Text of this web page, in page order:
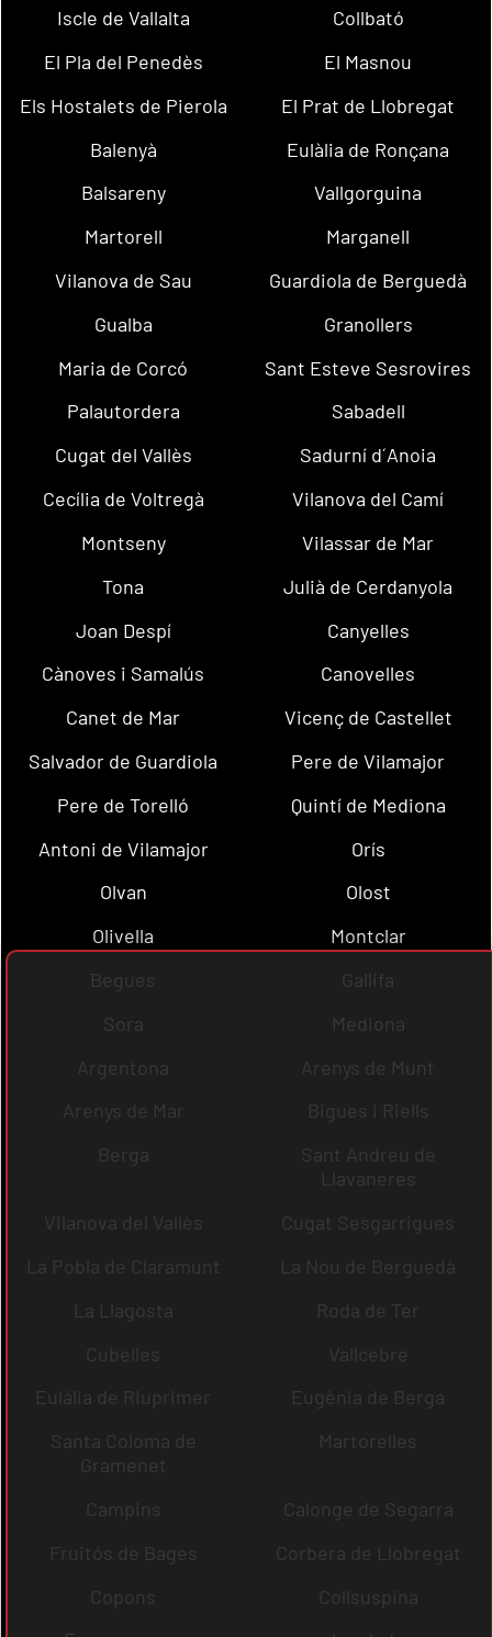
Iscle de Vallalta
Collbató
El Pla del Penedès
El Masnou
Els Hostalets de Pierola
El Prat de Llobregat
Balenyà
Eulàlia de Ronçana
Balsareny
Vallgorguina
Martorell
Marganell
Vilanova de Sau
Guardiola de Berguedà
Gualba
Granollers
Maria de Corcó
Sant Esteve Sesrovires
Palautordera
Sabadell
Cugat del Vallès
Sadurní d´Anoia
Cecília de Voltregà
Vilanova del Camí
Montseny
Vilassar de Mar
Tona
Julià de Cerdanyola
Joan Despí
Canyelles
Cànoves i Samalús
Canovelles
Canet de Mar
Vicenç de Castellet
Salvador de Guardiola
Pere de Vilamajor
Pere de Torelló
Quintí de Mediona
Antoni de Vilamajor
Orís
Olvan
Olost
Olivella
Montclar
Begues
Gallifa
Sora
Mediona
Argentona
Arenys de Munt
Arenys de Mar
Bigues i Riells
Berga
Sant Andreu de
Llavaneres
Vilanova del Vallès
Cugat Sesgarrigues
La Pobla de Claramunt
La Nou de Berguedà
La Llagosta
Roda de Ter
Cubelles
Vallcebre
Eulàlia de Riuprimer
Eugènia de Berga
Santa Coloma de
Gramenet
Martorelles
Campins
Calonge de Segarra
Fruitós de Bages
Corbera de Llobregat
Copons
Collsuspina